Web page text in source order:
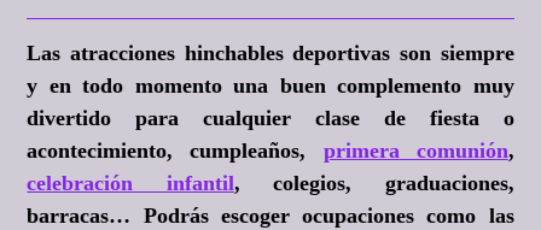
Las atracciones hinchables deportivas son siempre
y en todo momento una buen complemento muy
divertido para cualquier clase de fiesta o
acontecimiento, cumpleaños, primera comunión,
celebración infantil, colegios, graduaciones,
barracas… Podrás escoger ocupaciones como las